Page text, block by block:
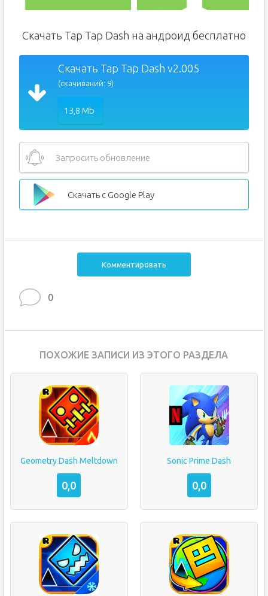
Скачать Tap Tap Dash на андроид бесплатно
Скачать Tap Tap Dash v2.005
(скачиваний: 9)
13,8 Mb
Запросить обновление
Скачать с Google Play
Комментировать
0
ПОХОЖИЕ ЗАПИСИ ИЗ ЭТОГО РАЗДЕЛА
Geometry Dash Meltdown
0,0
Sonic Prime Dash
0,0